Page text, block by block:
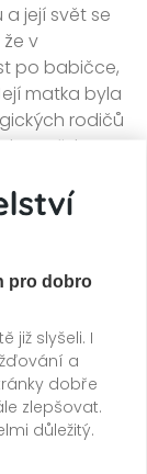
pro dobro
již slyšeli. I
a
dobře
zlepšovat.
důležitý.
její svět se
v
po babičce,
matka byla
rodičů
zemřela,
staré
dopisů
ženy,
její